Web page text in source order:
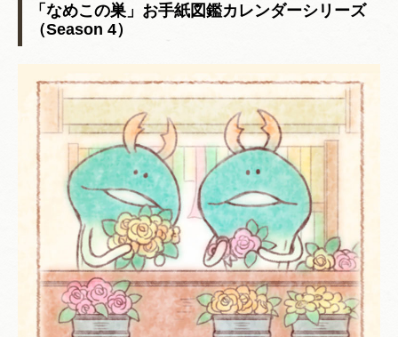
「なめこの巣」お手紙図鑑カレンダーシリーズ
（Season 4）